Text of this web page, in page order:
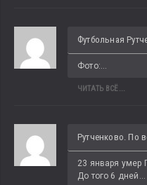
Футбольная
Фото:...
ЧИТАТЬ ВСЁ...
Рутченково. По
23 января умер
До того 6 дней...